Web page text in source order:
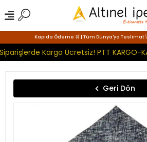
Kapıda Ödeme 🛒 | Tüm Dünya'ya Teslimat
Kargo Ücretsiz! PTT KARGO-
Geri Dön